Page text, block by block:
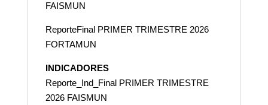
FAISMUN
ReporteFinal PRIMER TRIMESTRE 2026
FORTAMUN
INDICADORES
Reporte_Ind_Final PRIMER TRIMESTRE
2026 FAISMUN